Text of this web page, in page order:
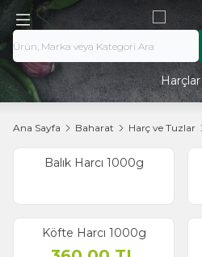
Harçlar
Ana Sayfa Baharat Harç ve Tuzlar
Balık Harcı 1000g
Köfte Harcı 1000g